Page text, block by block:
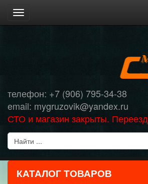
Toggle
navigation
телефон: +7 (906) 795-34-38
email: mygruzovik@yandex.ru
СТО и магазин закрыты. Переезд
КАТАЛОГ ТОВАРОВ